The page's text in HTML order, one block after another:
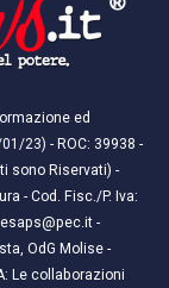
ed
23) - ROC: 39938 -
sono Riservati) -
- Cod. Fisc./P. Iva:
-
OdG Molise -
Le collaborazioni